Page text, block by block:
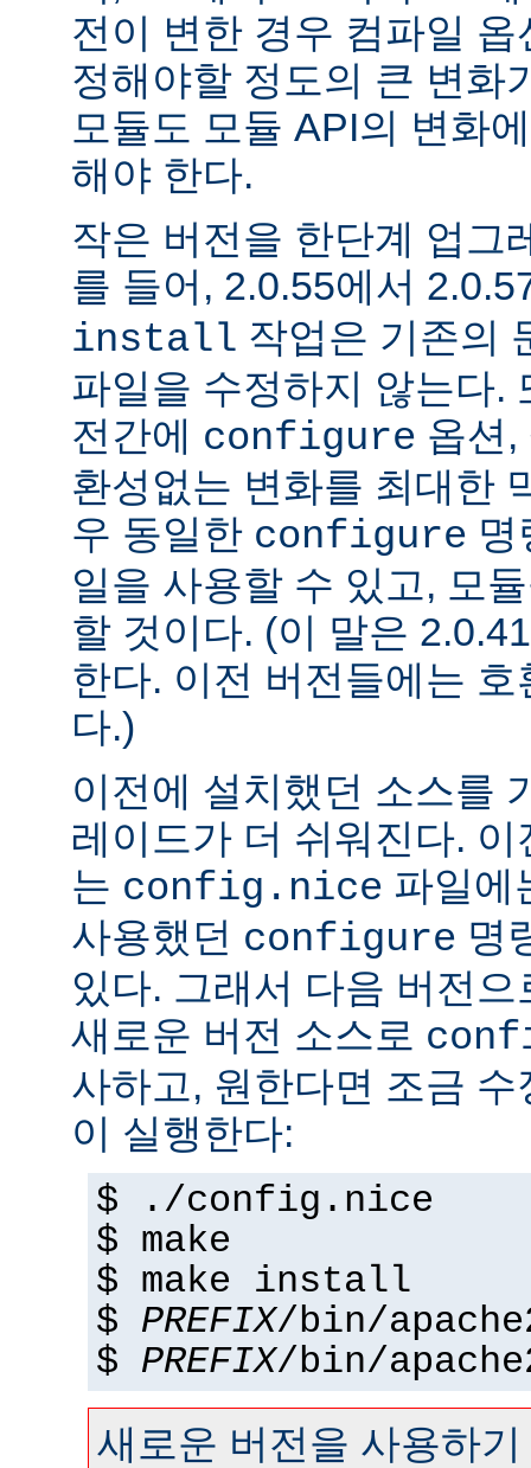
전이 변한 경우 컴파일
정해야할 정도의 큰 변화
모듈도 모듈 API의 변화
해야 한다.
작은 버전을 한단계 업그
를 들어, 2.0.55에서
install 작업은 기존의
파일을 수정하지 않는다.
전간에 configure 옵션,
환성없는 변화를 최대한
우 동일한 configure 명
일을 사용할 수 있고, 모
할 것이다. (이 말은
한다. 이전 버전들에는
다.)
이전에 설치했던 소스를
레이드가 더 쉬워진다.
는 config.nice 파일에
사용했던 configure 명
있다. 그래서 다음 버전
새로운 버전 소스로
사하고, 원한다면 조금
이 실행한다:
$ ./config.nice
$ make
$ make install
$ PREFIX/bin/
$ PREFIX/bin/
새로운 버전을 사용하